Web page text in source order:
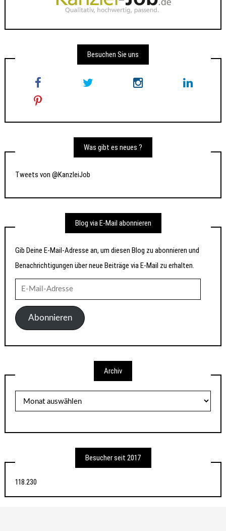
Besuchen Sie uns
Was gibt es neues ?
Tweets von @KanzleiJob
Blog via E-Mail abonnieren
Gib Deine E-Mail-Adresse an, um diesen Blog zu abonnieren und
Benachrichtigungen über neue Beiträge via E-Mail zu erhalten.
Mail-
AdresseAbonnieren
Archiv
Besucher seit 2017
118.230